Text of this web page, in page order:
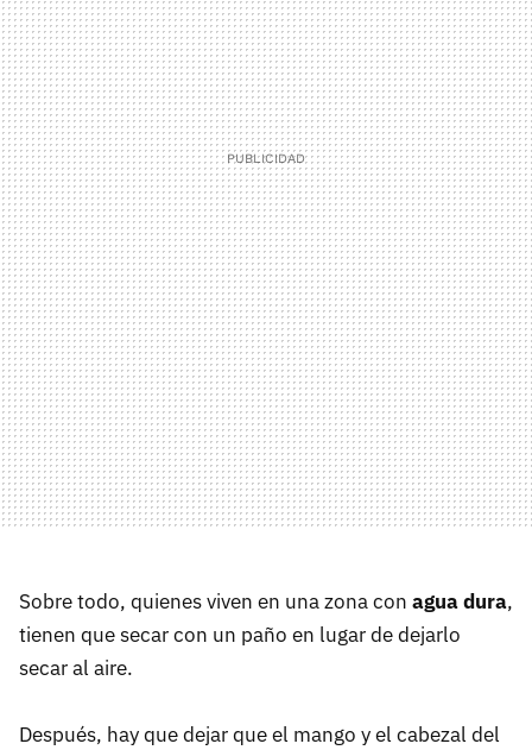
Sobre todo, quienes viven en una zona con agua dura,
tienen que secar con un paño en lugar de dejarlo
secar al aire.
Después, hay que dejar que el mango y el cabezal del